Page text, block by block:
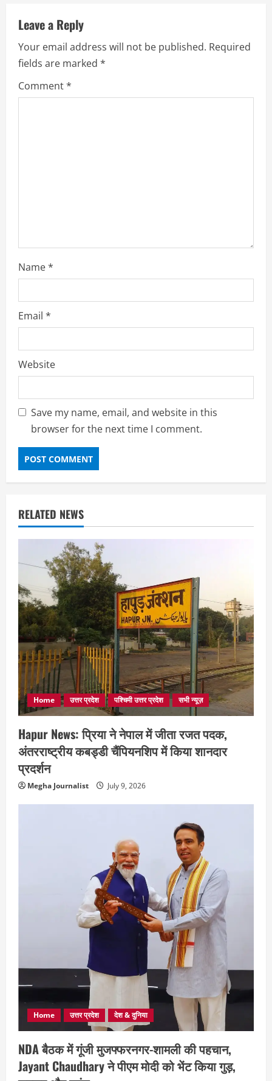
e
R
e
Leave a Reply
Your email address will not be published. Required
fields are marked *
Comment*
Name*
Email *
Website
Save my name, email, and website in this
browser for the next time I comment.
RELATED NEWS
Home उत्तर प्रदेश पश्चिमी उत्तर प्रदेश सभी न्यूज़
Hapur News: प्रिया ने नेपाल में जीता रजत पदक,
अंतरराष्ट्रीय कबड्डी चैंपियनशिप में किया शानदार
प्रदर्शन
Megha Journalist July 9, 2026
Home उत्तर प्रदेश देश & दुनिया
NDA बैठक में गूंजी मुजफ्फरनगर-शामली की पहचान,
Jayant Chaudhary ने पीएम मोदी को भेंट किया गुड़,